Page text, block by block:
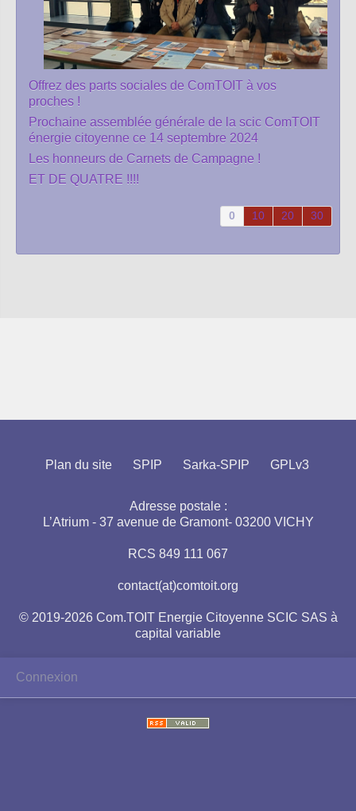
Offrez des parts sociales de ComTOIT à vos
proches !
Prochaine assemblée générale de la scic ComTOIT
énergie citoyenne ce 14 septembre 2024
Les honneurs de Carnets de Campagne !
ET DE QUATRE !!!!
0 10 20 30
Plan du site SPIP Sarka-SPIP GPLv3
Adresse postale :
L’Atrium - 37 avenue de Gramont- 03200 VICHY
RCS 849 111 067
contact(at)comtoit.org
© 2019-2026 Com.TOIT Energie Citoyenne SCIC SAS à
capital variable
Connexion